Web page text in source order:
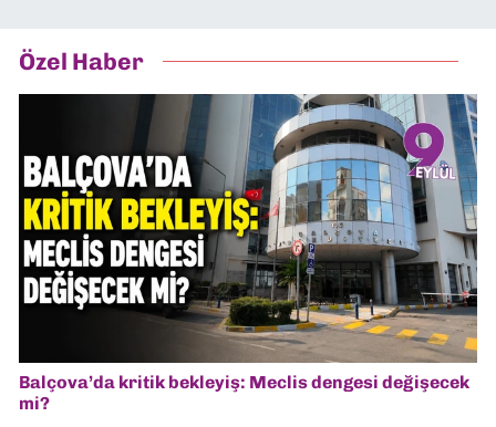
Özel Haber
Balçova’da kritik bekleyiş: Meclis dengesi değişecek
mi?